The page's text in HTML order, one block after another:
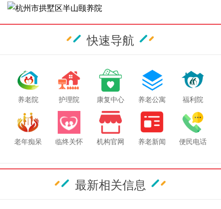
快速导航
养老院 护理院 康复中心 养老公寓 福利院
老年痴呆 临终关怀 机构官网 养老新闻 便民电话
最新相关信息